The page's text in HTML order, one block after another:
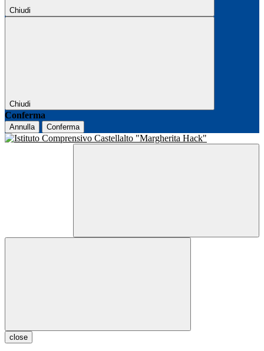
Chiudi
Chiudi
Conferma
Annulla Conferma
close